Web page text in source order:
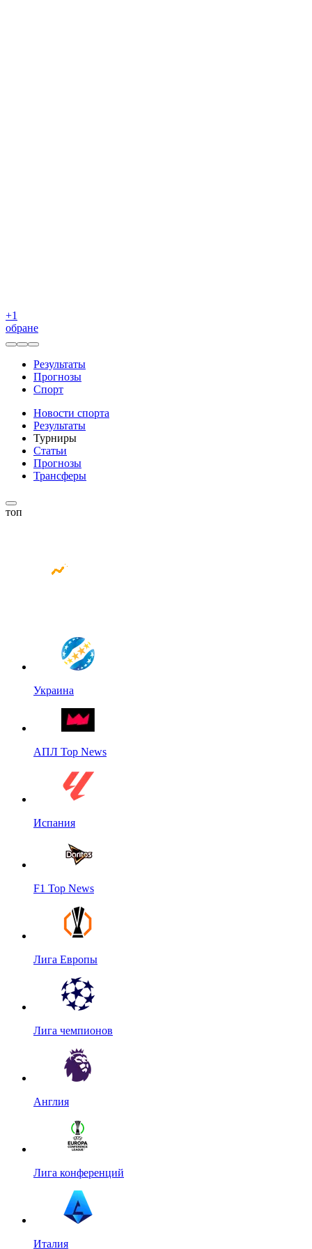
+1
обране
Результаты
Прогнозы
Спорт
Новости спорта
Результаты
Турниры
Статьи
Прогнозы
Трансферы
топ
Украина
АПЛ Top News
Испания
F1 Top News
Лига Европы
Лига чемпионов
Англия
Лига конференций
Италия